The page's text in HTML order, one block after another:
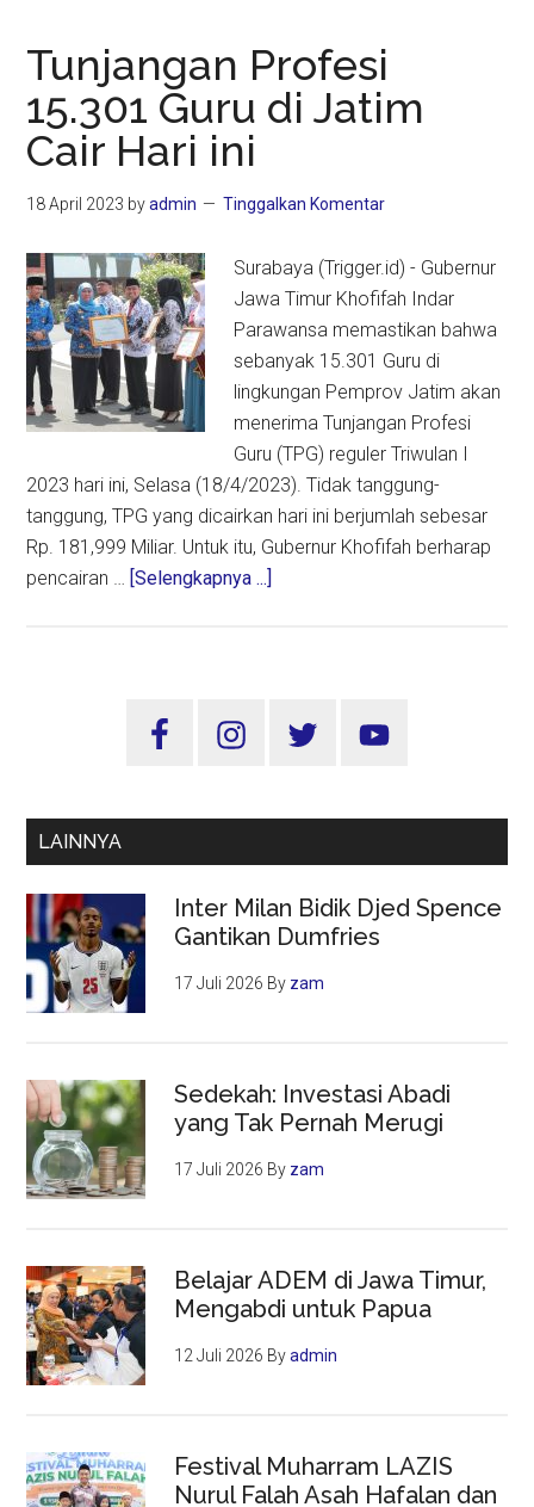
Tunjangan Profesi
15.301 Guru di Jatim
Cair Hari ini
18 April 2023 byadmin Tinggalkan Komentar
Surabaya (Trigger.id) - Gubernur
Jawa Timur Khofifah Indar
Parawansa memastikan bahwa
sebanyak 15.301 Guru di
lingkungan Pemprov Jatim akan
menerima Tunjangan Profesi
Guru (TPG) reguler Triwulan I
2023 hari ini, Selasa (18/4/2023). Tidak tanggung-
tanggung, TPG yang dicairkan hari ini berjumlah sebesar
Rp. 181,999 Miliar. Untuk itu, Gubernur Khofifah berharap
pencairan … [Selengkapnya ...]
Hari
Sidebar
LAINNYA
Inter Milan Bidik Djed Spence
Gantikan Dumfries
17 Juli 2026 By zam
Sedekah: Investasi Abadi
yang Tak Pernah Merugi
17 Juli 2026 By zam
Belajar ADEM di Jawa Timur,
Mengabdi untuk Papua
12 Juli 2026 Byadmin
Festival Muharram LAZIS
Nurul Falah Asah Hafalan dan